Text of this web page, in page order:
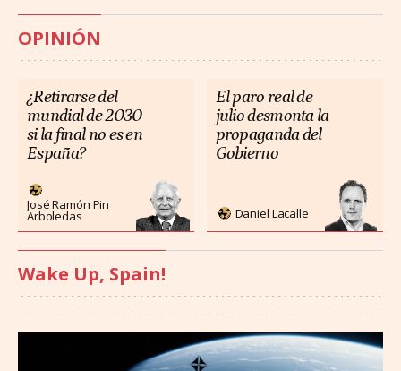
OPINIÓN
¿Retirarse del
mundial de 2030
si la final no es en
España?
José Ramón Pin
Arboledas
El paro real de
julio desmonta la
propaganda del
Gobierno
Daniel Lacalle
Wake Up, Spain!